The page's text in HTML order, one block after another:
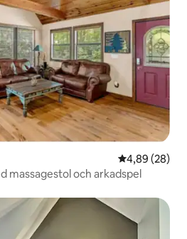
4,89 av 5 i
4,89 (28)
massagestol och arkadspel